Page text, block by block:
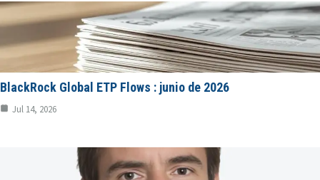
BlackRock Global ETP Flows : junio de 2026
Jul 14, 2026